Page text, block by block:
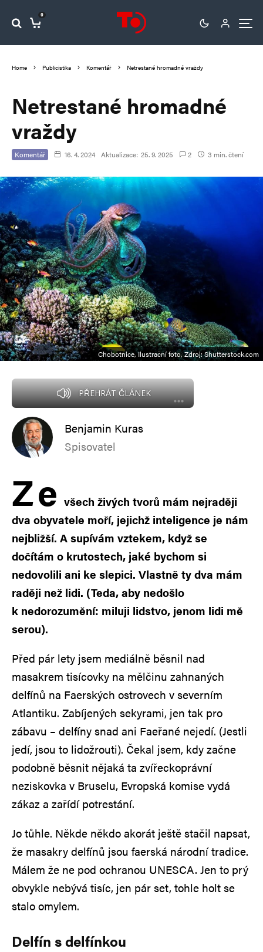
0
Home Publicistika Komentář Netrestané hromadné vraždy
Netrestané hromadné
vraždy
Komentář 16. 4. 2024 Aktualizace: 25. 9. 2025 2 3 min. čtení
Chobotnice, Ilustrační foto, Zdroj: Shutterstock.com
PŘEHRÁT ČLÁNEK
Benjamin Kuras
Spisovatel
Ze všech živých tvorů mám nejraději
dva obyvatele moří, jejichž inteligence je nám
nejbližší. A supívám vztekem, když se
dočítám o krutostech, jaké bychom si
nedovolili ani ke slepici. Vlastně ty dva mám
raději než lidi. (Teda, aby nedošlo
k nedorozumění: miluji lidstvo, jenom lidi mě
serou).
Před pár lety jsem mediálně běsnil nad
masakrem tisícovky na mělčinu zahnaných
delfínů na Faerských ostrovech v severním
Atlantiku. Zabíjených sekyrami, jen tak pro
zábavu – delfíny snad ani Faeřané nejedí. (Jestli
jedí, jsou to lidožrouti). Čekal jsem, kdy začne
podobně běsnit nějaká ta zvířeckoprávní
neziskovka v Bruselu, Evropská komise vydá
zákaz a zařídí potrestání.
Jo tůhle. Někde někdo akorát ještě stačil napsat,
že masakry delfínů jsou faerská národní tradice.
Málem že ne pod ochranou UNESCA. Jen to prý
obvykle nebývá tisíc, jen pár set, tohle holt se
stalo omylem.
Delfín s delfínkou